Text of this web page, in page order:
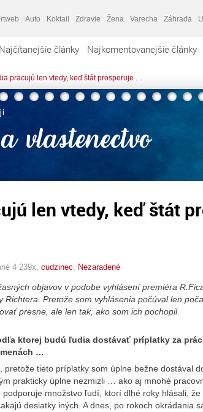
Auto Koktail Zdravie Žena Varecha Záhrada
Najčítanejšie články Najkomentovanejšie články
pracujú len vtedy, keď štát prosperuje . ..
len vtedy, keď štát
4 239x, cudzinec Nezaradené
objavov v podobe vyhlásení premiéra
Richtera. Pretože som vyhlásenia počúval len
presne, ale len tak, ako som ich pochopil.
ktorej budú ľudia dostávať príplatky za
…
pretože tieto príplatky som úplne bežne dostával
prakticky úplne nezmizli … ako aj mnohé
podporuje množstvo ľudí, ktorí dlhé roky hlásali,
desiatky iných. A dnes, po rokoch okrádania